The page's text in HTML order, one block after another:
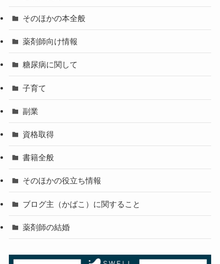
そのほかの本全般
薬剤師向け情報
糖尿病に関して
子育て
副業
資格取得
書籍全般
そのほかの役立ち情報
ブログ主（かばこ）に関すること
薬剤師の結婚